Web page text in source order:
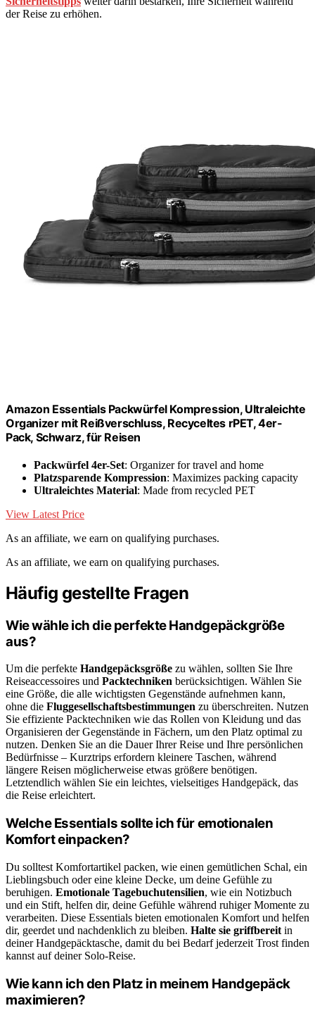
der Reise zu erhöhen.
Amazon Essentials Packwürfel Kompression, Ultraleichte
Organizer mit Reißverschluss, Recyceltes rPET, 4er-
Pack, Schwarz, für Reisen
Packwürfel 4er-Set: Organizer for travel and home
Platzsparende Kompression: Maximizes packing capacity
Ultraleichtes Material: Made from recycled PET
View Latest Price
As an affiliate, we earn on qualifying purchases.
As an affiliate, we earn on qualifying purchases.
Häufig gestellte Fragen
Wie wähle ich die perfekte Handgepäckgröße
aus?
Um die perfekte Handgepäcksgröße zu wählen, sollten Sie Ihre
Reiseaccessoires und Packtechniken berücksichtigen. Wählen Sie
eine Größe, die alle wichtigsten Gegenstände aufnehmen kann,
ohne die Fluggesellschaftsbestimmungen zu überschreiten. Nutzen
Sie effiziente Packtechniken wie das Rollen von Kleidung und das
Organisieren der Gegenstände in Fächern, um den Platz optimal zu
nutzen. Denken Sie an die Dauer Ihrer Reise und Ihre persönlichen
Bedürfnisse – Kurztrips erfordern kleinere Taschen, während
längere Reisen möglicherweise etwas größere benötigen.
Letztendlich wählen Sie ein leichtes, vielseitiges Handgepäck, das
die Reise erleichtert.
Welche Essentials sollte ich für emotionalen
Komfort einpacken?
Du solltest Komfortartikel packen, wie einen gemütlichen Schal, ein
Lieblingsbuch oder eine kleine Decke, um deine Gefühle zu
beruhigen. Emotionale Tagebuchutensilien, wie ein Notizbuch
und ein Stift, helfen dir, deine Gefühle während ruhiger Momente zu
verarbeiten. Diese Essentials bieten emotionalen Komfort und helfen
dir, geerdet und nachdenklich zu bleiben. Halte sie griffbereit in
deiner Handgepäcktasche, damit du bei Bedarf jederzeit Trost finden
kannst auf deiner Solo-Reise.
Wie kann ich den Platz in meinem Handgepäck
maximieren?